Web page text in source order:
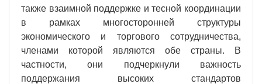
также взаимной поддержке и тесной координации
в рамках многосторонней структуры
экономического и торгового сотрудничества,
членами которой являются обе страны. В
частности, они подчеркнули важность
поддержания высоких стандартов